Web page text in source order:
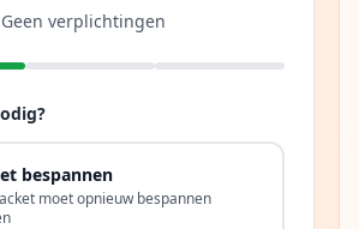
verplichtingen
bespannen
moet opnieuw bespannen